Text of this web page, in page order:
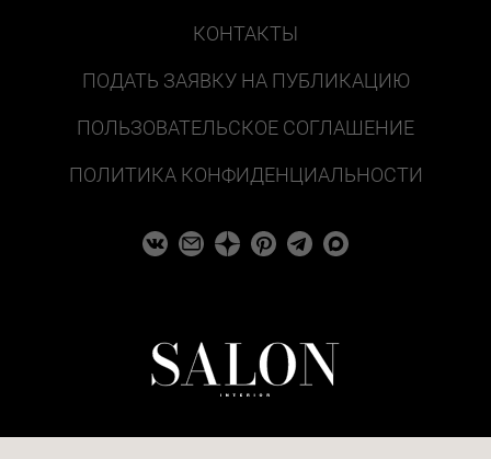
КОНТАКТЫ
ПОДАТЬ ЗАЯВКУ НА ПУБЛИКАЦИЮ
ПОЛЬЗОВАТЕЛЬСКОЕ СОГЛАШЕНИЕ
ПОЛИТИКА КОНФИДЕНЦИАЛЬНОСТИ